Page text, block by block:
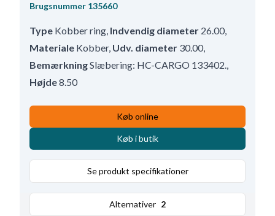
Brugsnummer 135660
Type Kobber ring, Indvendig diameter 26.00,
Materiale Kobber, Udv. diameter 30.00,
BemærkningSlæbering: HC-CARGO 133402.,
Højde8.50
Køb online
Køb i butik
Se produkt specifikationer
Alternativer 2